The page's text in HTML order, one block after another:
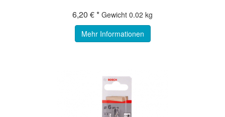
6,20 € * Gewicht 0.02 kg
Mehr Informationen